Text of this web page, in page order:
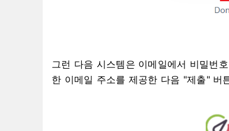
그런 다음 시스템은 이메일에서 비밀번
한 이메일 주소를 제공한 다음 "제출" 버